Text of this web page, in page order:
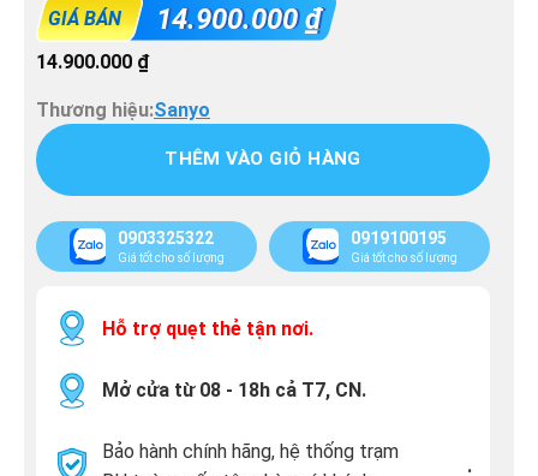
GIÁ BÁN 14.900.000₫
14.900.000 ₫
Thương hiệu:Sanyo
THÊM VÀO GIỎ HÀNG
0903325322
Giá tốt cho số lượng
0919100195
Giá tốt cho số lượng
Hỗ trợ quẹt thẻ tận nơi.
Mở cửa từ 08 - 18h cả T7, CN.
Bảo hành chính hãng, hệ thống trạm
.